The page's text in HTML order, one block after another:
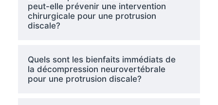
peut-elle prévenir une intervention
chirurgicale pour une protrusion
discale?
Quels sont les bienfaits immédiats de
la décompression neurovertébrale
pour une protrusion discale?